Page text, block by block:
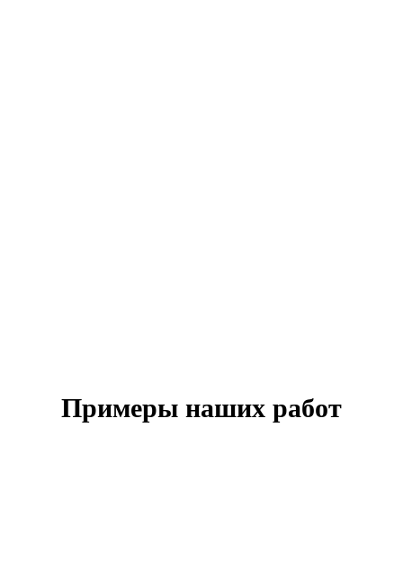
Примеры наших работ